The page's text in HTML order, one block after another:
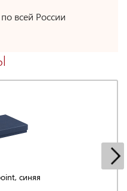
всей России
синяя